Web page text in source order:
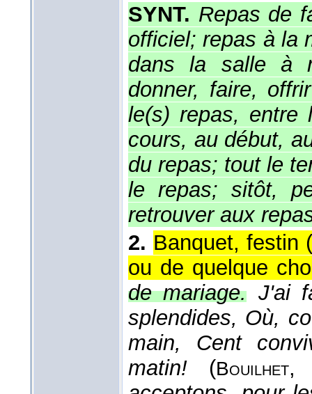
SYNT. Repas de
officiel; repas à la
dans la salle à
donner, faire,
le(s) repas, entre
cours, au début,
du repas; tout le
le repas; sitôt,
retrouver aux
2. Banquet, festin
ou de quelque
de mariage. J'ai
splendides, Où,
main, Cent
matin! (Bouilhet